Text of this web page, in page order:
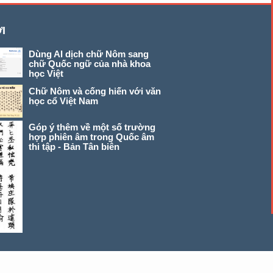
Dùng AI dịch chữ Nôm sang
chữ Quốc ngữ của nhà khoa
học Việt
Chữ Nôm và cống hiến với văn
học cổ Việt Nam
Góp ý thêm về một số trường
hợp phiên âm trong Quốc âm
thi tập - Bản Tân biên